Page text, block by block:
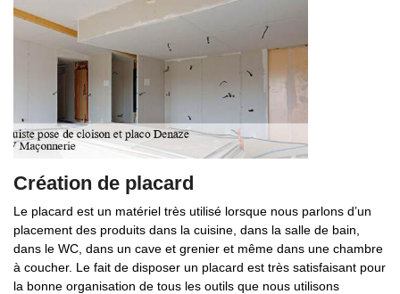
Création de placard
Le placard est un matériel très utilisé lorsque nous parlons d’un
placement des produits dans la cuisine, dans la salle de bain,
dans le WC, dans un cave et grenier et même dans une chambre
à coucher. Le fait de disposer un placard est très satisfaisant pour
la bonne organisation de tous les outils que nous utilisons